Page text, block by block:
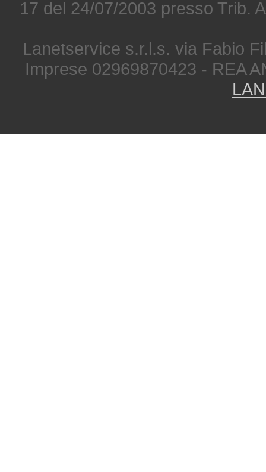
17 del 24/07/2003 presso Trib.
Lanetservice s.r.l.s. via Fabio
Imprese 02969870423 - REA